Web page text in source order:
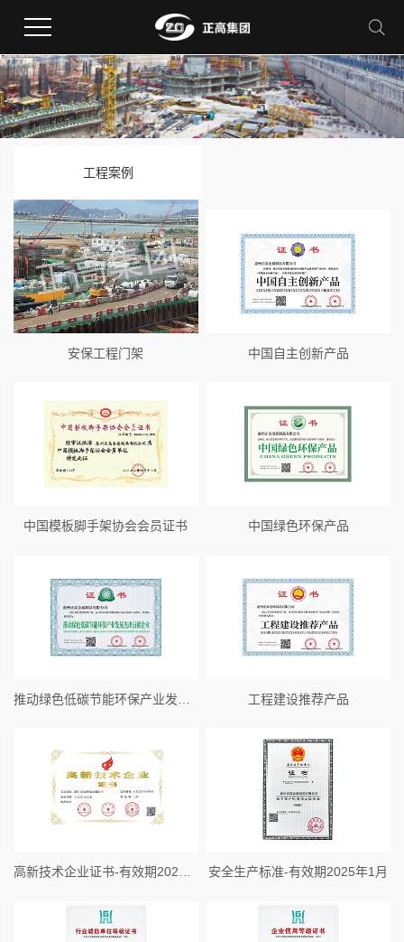
工程案例
安保工程门架 中国自主创新产品
中国模板脚手架协会会员证书 中国绿色环保产品
工程建设推荐产品
高新技术企业证书-有效期2024年12月19日 安全生产标准-有效期2025年1月